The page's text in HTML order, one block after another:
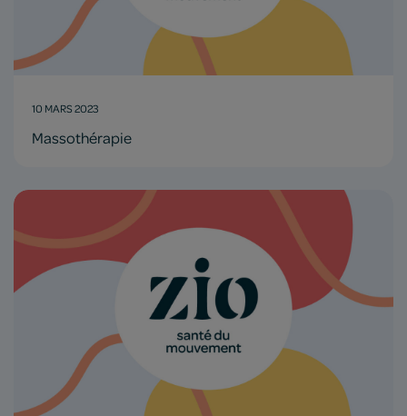
10 MARS 2023
Massothérapie